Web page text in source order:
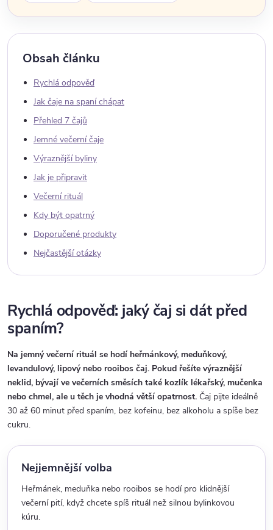
Obsah článku
Rychlá odpověď
Jak čaje na spaní chápat
Přehled 7 čajů
Jemné večerní čaje
Výraznější byliny
Jak je připravit
Večerní rituál
Kdy být opatrný
Doporučené produkty
Nejčastější otázky
Rychlá odpověď: jaký čaj si dát před
spaním?
Na jemný večerní rituál se hodí heřmánkový, meduňkový,
levandulový, lipový nebo rooibos čaj. Pokud řešíte výraznější
neklid, bývají ve večerních směsích také kozlík lékařský, mučenka
nebo chmel, ale u těch je vhodná větší opatrnost. Čaj pijte ideálně
30 až 60 minut před spaním, bez kofeinu, bez alkoholu a spíše bez
cukru.
Nejjemnější volba
Heřmánek, meduňka nebo rooibos se hodí pro klidnější
večerní pití, když chcete spíš rituál než silnou bylinkovou
kúru.